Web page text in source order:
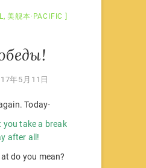
,美舰本·PACIFIC
年5月11日
Today-
you take a break
after all!
do you mean?